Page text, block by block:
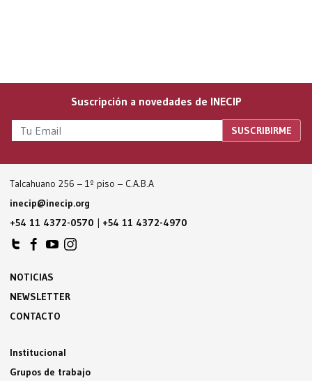
Suscripción a novedades de INECIP
Talcahuano 256 – 1º piso – C.A.B.A
inecip@inecip.org
+54 11 4372-0570 | +54 11 4372-4970
NOTICIAS
NEWSLETTER
CONTACTO
Institucional
Grupos de trabajo